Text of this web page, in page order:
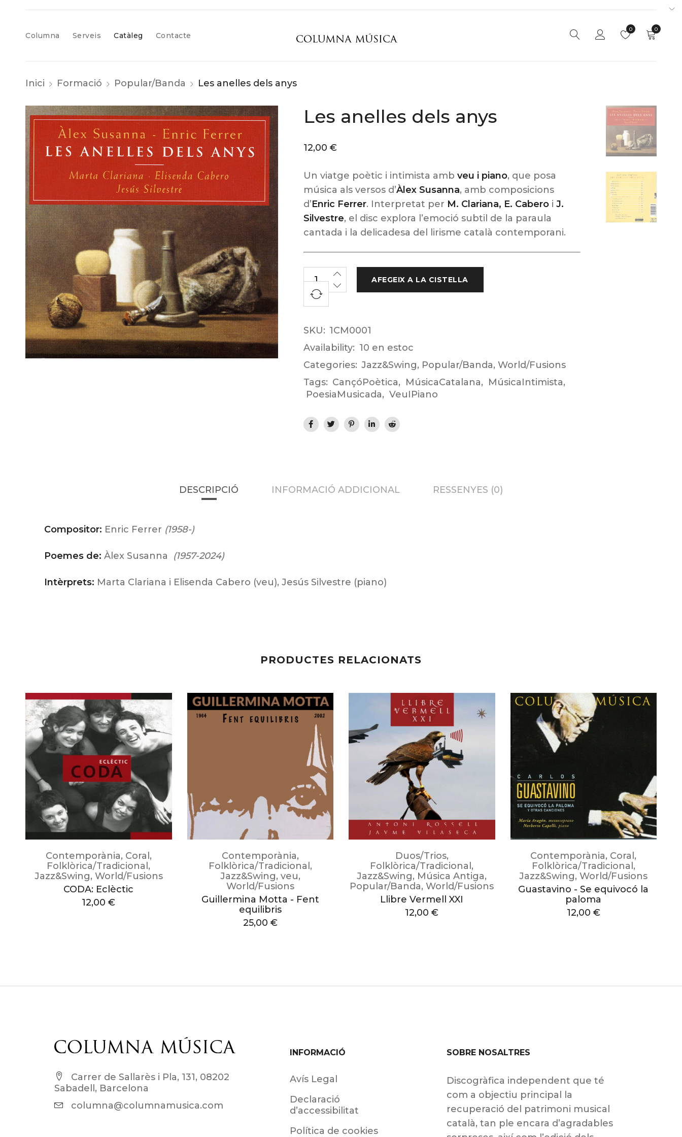
Columna Serveis Catàleg Contacte
0
0
Inici Formació Popular/Banda Les anelles dels anys
Les anelles dels anys
12,00 €
Un viatge poètic i intimista amb veu i piano, que posa
música als versos d’Àlex Susanna, amb composicions
d’Enric Ferrer. Interpretat per M. Clariana, E. Caberoi J.
Silvestre, el disc explora l’emoció subtil de la paraula
cantada i la delicadesa del lirisme català contemporani.
AFEGEIX A LA CISTELLA
SKU: 1CM0001
Availability: 10 en estoc
Categories: Jazz&Swing, Popular/Banda, World/Fusions
Tags: CançóPoètica, MúsicaCatalana, MúsicaIntimista,
PoesiaMusicada, VeuIPiano
DESCRIPCIÓ INFORMACIÓ ADDICIONAL RESSENYES (0)
Compositor: Enric Ferrer (1958-)
Poemes de: Àlex Susanna (1957-2024)
Intèrprets: Marta Clariana i Elisenda Cabero (veu), Jesús Silvestre (piano)
PRODUCTES RELACIONATS
Contemporània, Coral,
Folklòrica/Tradicional,
Jazz&Swing, World/Fusions
CODA: Eclèctic
12,00€
Contemporània,
Folklòrica/Tradicional,
Jazz&Swing, veu,
World/Fusions
Guillermina Motta - Fent
equilibris
25,00 €
Duos/Trios,
Folklòrica/Tradicional,
Jazz&Swing, Música Antiga,
Popular/Banda,World/Fusions
Llibre Vermell XXI
12,00€
Contemporània, Coral,
Folklòrica/Tradicional,
Jazz&Swing,World/Fusions
Guastavino - Se equivocó la
paloma
12,00 €
Carrer de Sallarès i Pla, 131, 08202
Sabadell, Barcelona
columna@columnamusica.com
INFORMACIÓ
Avís Legal
Declaració
d’accessibilitat
Política de cookies
SOBRE NOSALTRES
Discogràfica independent que té
com a objectiu principal la
recuperació del patrimoni musical
català, tan ple encara d’agradables